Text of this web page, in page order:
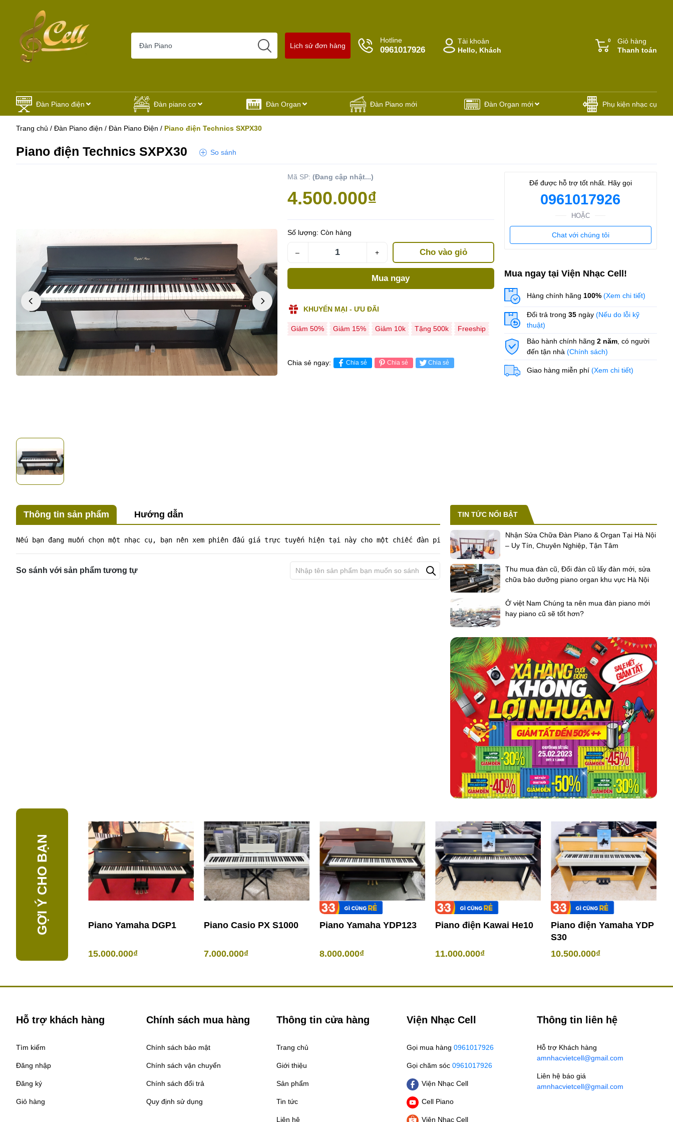
Lịch sử đơn hàng
Hotline
0961017926
Tài khoản
Hello, Khách
Giỏ hàng
Thanh toán
0
Đàn Piano điện Đàn piano cơ Đàn Organ Đàn Piano mới Đàn Organ mới Phụ kiện nhạc cụ
Trang chủ / Đàn Piano điện / Đàn Piano Điện / Piano điện Technics SXPX30
Piano điện Technics SXPX30 So sánh
Mã SP: (Đang cập nhật...)
4.500.000₫
Số lượng: Còn hàng
– + Cho vào giỏ
Mua ngay
KHUYẾN MẠI - ƯU ĐÃI
Giảm 50% Giảm 15% Giảm 10k Tặng 500k Freeship
Chia sẻ ngay: Chia sẻ Chia sẻ Chia sẻ
Để được hỗ trợ tốt nhất. Hãy gọi
0961017926
HOẶC
Chat với chúng tôi
Mua ngay tại Viện Nhạc Cell!
Hàng chính hãng 100% (Xem chi tiết)
Đổi trả trong 35ngày (Nếu do lỗi kỹ
thuật)
Bảo hành chính hãng 2 năm, có người
đến tận nhà (Chính sách)
Giao hàng miễn phí (Xem chi tiết)
Thông tin sản phẩm Hướng dẫn
Nếu bạn đang muốn chọn một nhạc cụ, bạn nên xem phiên đấu giá trực tuyến hiện tại này cho một chiếc đàn piano kỹ thuật số Technics Model SX-PX30. Cây đàn
So sánh với sản phẩm tương tự
TIN TỨC NỔI BẬT
Nhận Sửa Chữa Đàn Piano & Organ Tại Hà Nội
– Uy Tín, Chuyên Nghiệp, Tận Tâm
Thu mua đàn cũ, Đổi đàn cũ lấy đàn mới, sửa
chữa bảo dưỡng piano organ khu vực Hà Nội
Ở việt Nam Chúng ta nên mua đàn piano mới
hay piano cũ sẽ tốt hơn?
GỢI Ý CHO BẠN Piano Yamaha DGP1
15.000.000₫
Piano Casio PX S1000
7.000.000₫
Piano Yamaha YDP123
8.000.000₫
Piano điện Kawai He10
11.000.000₫
Piano điện Yamaha YDP
S30
10.500.000₫
Hỗ trợ khách hàng
Tìm kiếm
Đăng nhập
Đăng ký
Giỏ hàng
Chính sách mua hàng
Chính sách bảo mật
Chính sách vận chuyển
Chính sách đổi trả
Quy định sử dụng
Thông tin cửa hàng
Trang chủ
Giới thiệu
Sản phẩm
Tin tức
Liên hệ
Viện Nhạc Cell
Gọi mua hàng 0961017926
Gọi chăm sóc 0961017926
Viện Nhạc Cell
Cell Piano
Viện Nhạc Cell
Thông tin liên hệ
Hỗ trợ Khách hàng
amnhacvietcell@gmail.com
Liên hệ báo giá
amnhacvietcell@gmail.com